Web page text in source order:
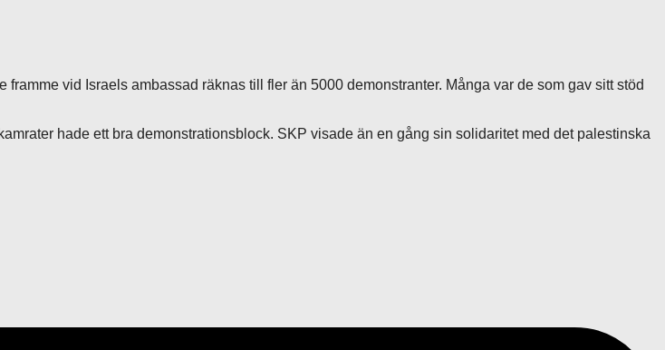
vid Israels ambassad räknas till fler än 5000 demonstranter. Många var de som gav sitt stöd
hade ett bra demonstrationsblock. SKP visade än en gång sin solidaritet med det palestinska